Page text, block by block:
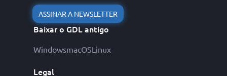
ASSINAR A NEWSLETTER
Baixar o GDL antigo
WindowsmacOSLinux
Legal